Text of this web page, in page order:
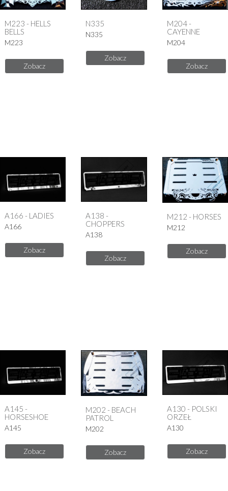
M223 - HELLS
BELLS
M223
Zobacz
N335
N335
Zobacz
M204 -
CAYENNE
M204
Zobacz
A166 - LADIES
A166
Zobacz
A138 -
CHOPPERS
A138
Zobacz
M212 - HORSES
M212
Zobacz
A145 -
HORSESHOE
A145
Zobacz
M202 - BEACH
PATROL
M202
Zobacz
A130 - POLSKI
ORZEŁ
A130
Zobacz